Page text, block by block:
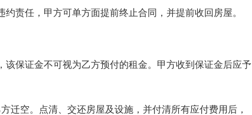
责任，甲方可单方面提前终止合同，并提前收回房屋。
该保证金不可视为乙方预付的租金。甲方收到保证金后应予
迁空。点清、交还房屋及设施，并付清所有应付费用后，